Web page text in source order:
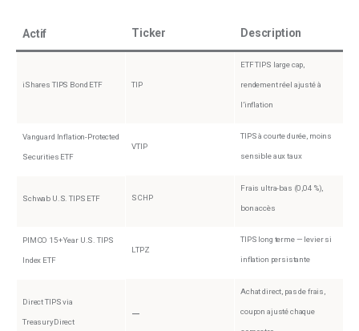
Actif Ticker Description
iShares TIPS Bond ETF TIP
ETF TIPS large cap,
rendement réel ajusté à
l’inflation
Vanguard Inflation-Protected
Securities ETF
VTIP
TIPS à courte durée, moins
sensible aux taux
Schwab U.S. TIPS ETF SCHP
Frais ultra-bas (0,04 %),
bon accès
PIMCO 15+ Year U.S. TIPS
Index ETF
LTPZ
TIPS long terme — levier si
inflation persistante
Direct TIPS via
TreasuryDirect
—
Achat direct, pas de frais,
coupon ajusté chaque